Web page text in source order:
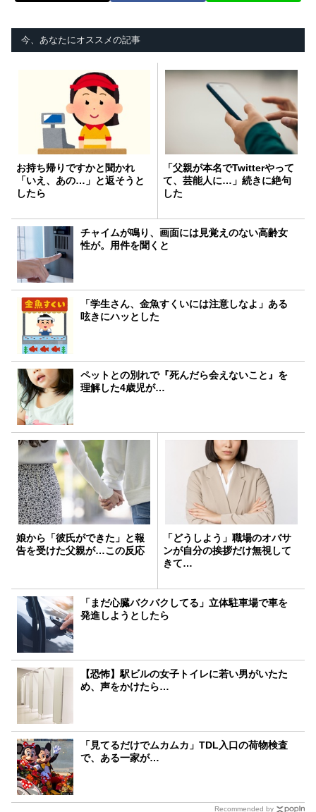
今、あなたにオススメの記事
お持ち帰りですかと聞かれ
「いえ、あの…」と返そうと
したら
「父親が本名でTwitterやって
て、芸能人に…」続きに絶句
した
チャイムが鳴り、画面には見覚えのない高齢女
性が。用件を聞くと
「学生さん、金魚すくいには注意しなよ」ある
呟きにハッとした
ペットとの別れで『死んだら会えないこと』を
理解した4歳児が…
娘から「彼氏ができた」と報
告を受けた父親が…この反応
「どうしよう」職場のオバサ
ンが自分の挨拶だけ無視して
きて…
「まだ心臓バクバクしてる」立体駐車場で車を
発進しようとしたら
【恐怖】駅ビルの女子トイレに若い男がいたた
め、声をかけたら…
「見てるだけでムカムカ」TDL入口の荷物検査
で、ある一家が…
Recommended by